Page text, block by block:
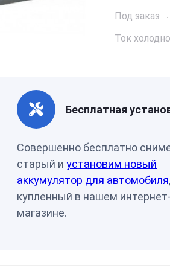
Под заказ
Ток
Артикул
Бесплатная
Совершенно бесплатно
старый и установим новый
аккумулятор для автомобиля,
купленный в нашем интернет-
магазине.